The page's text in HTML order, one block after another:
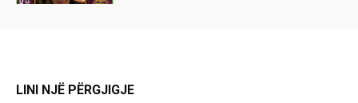
LINI NJË PËRGJIGJE